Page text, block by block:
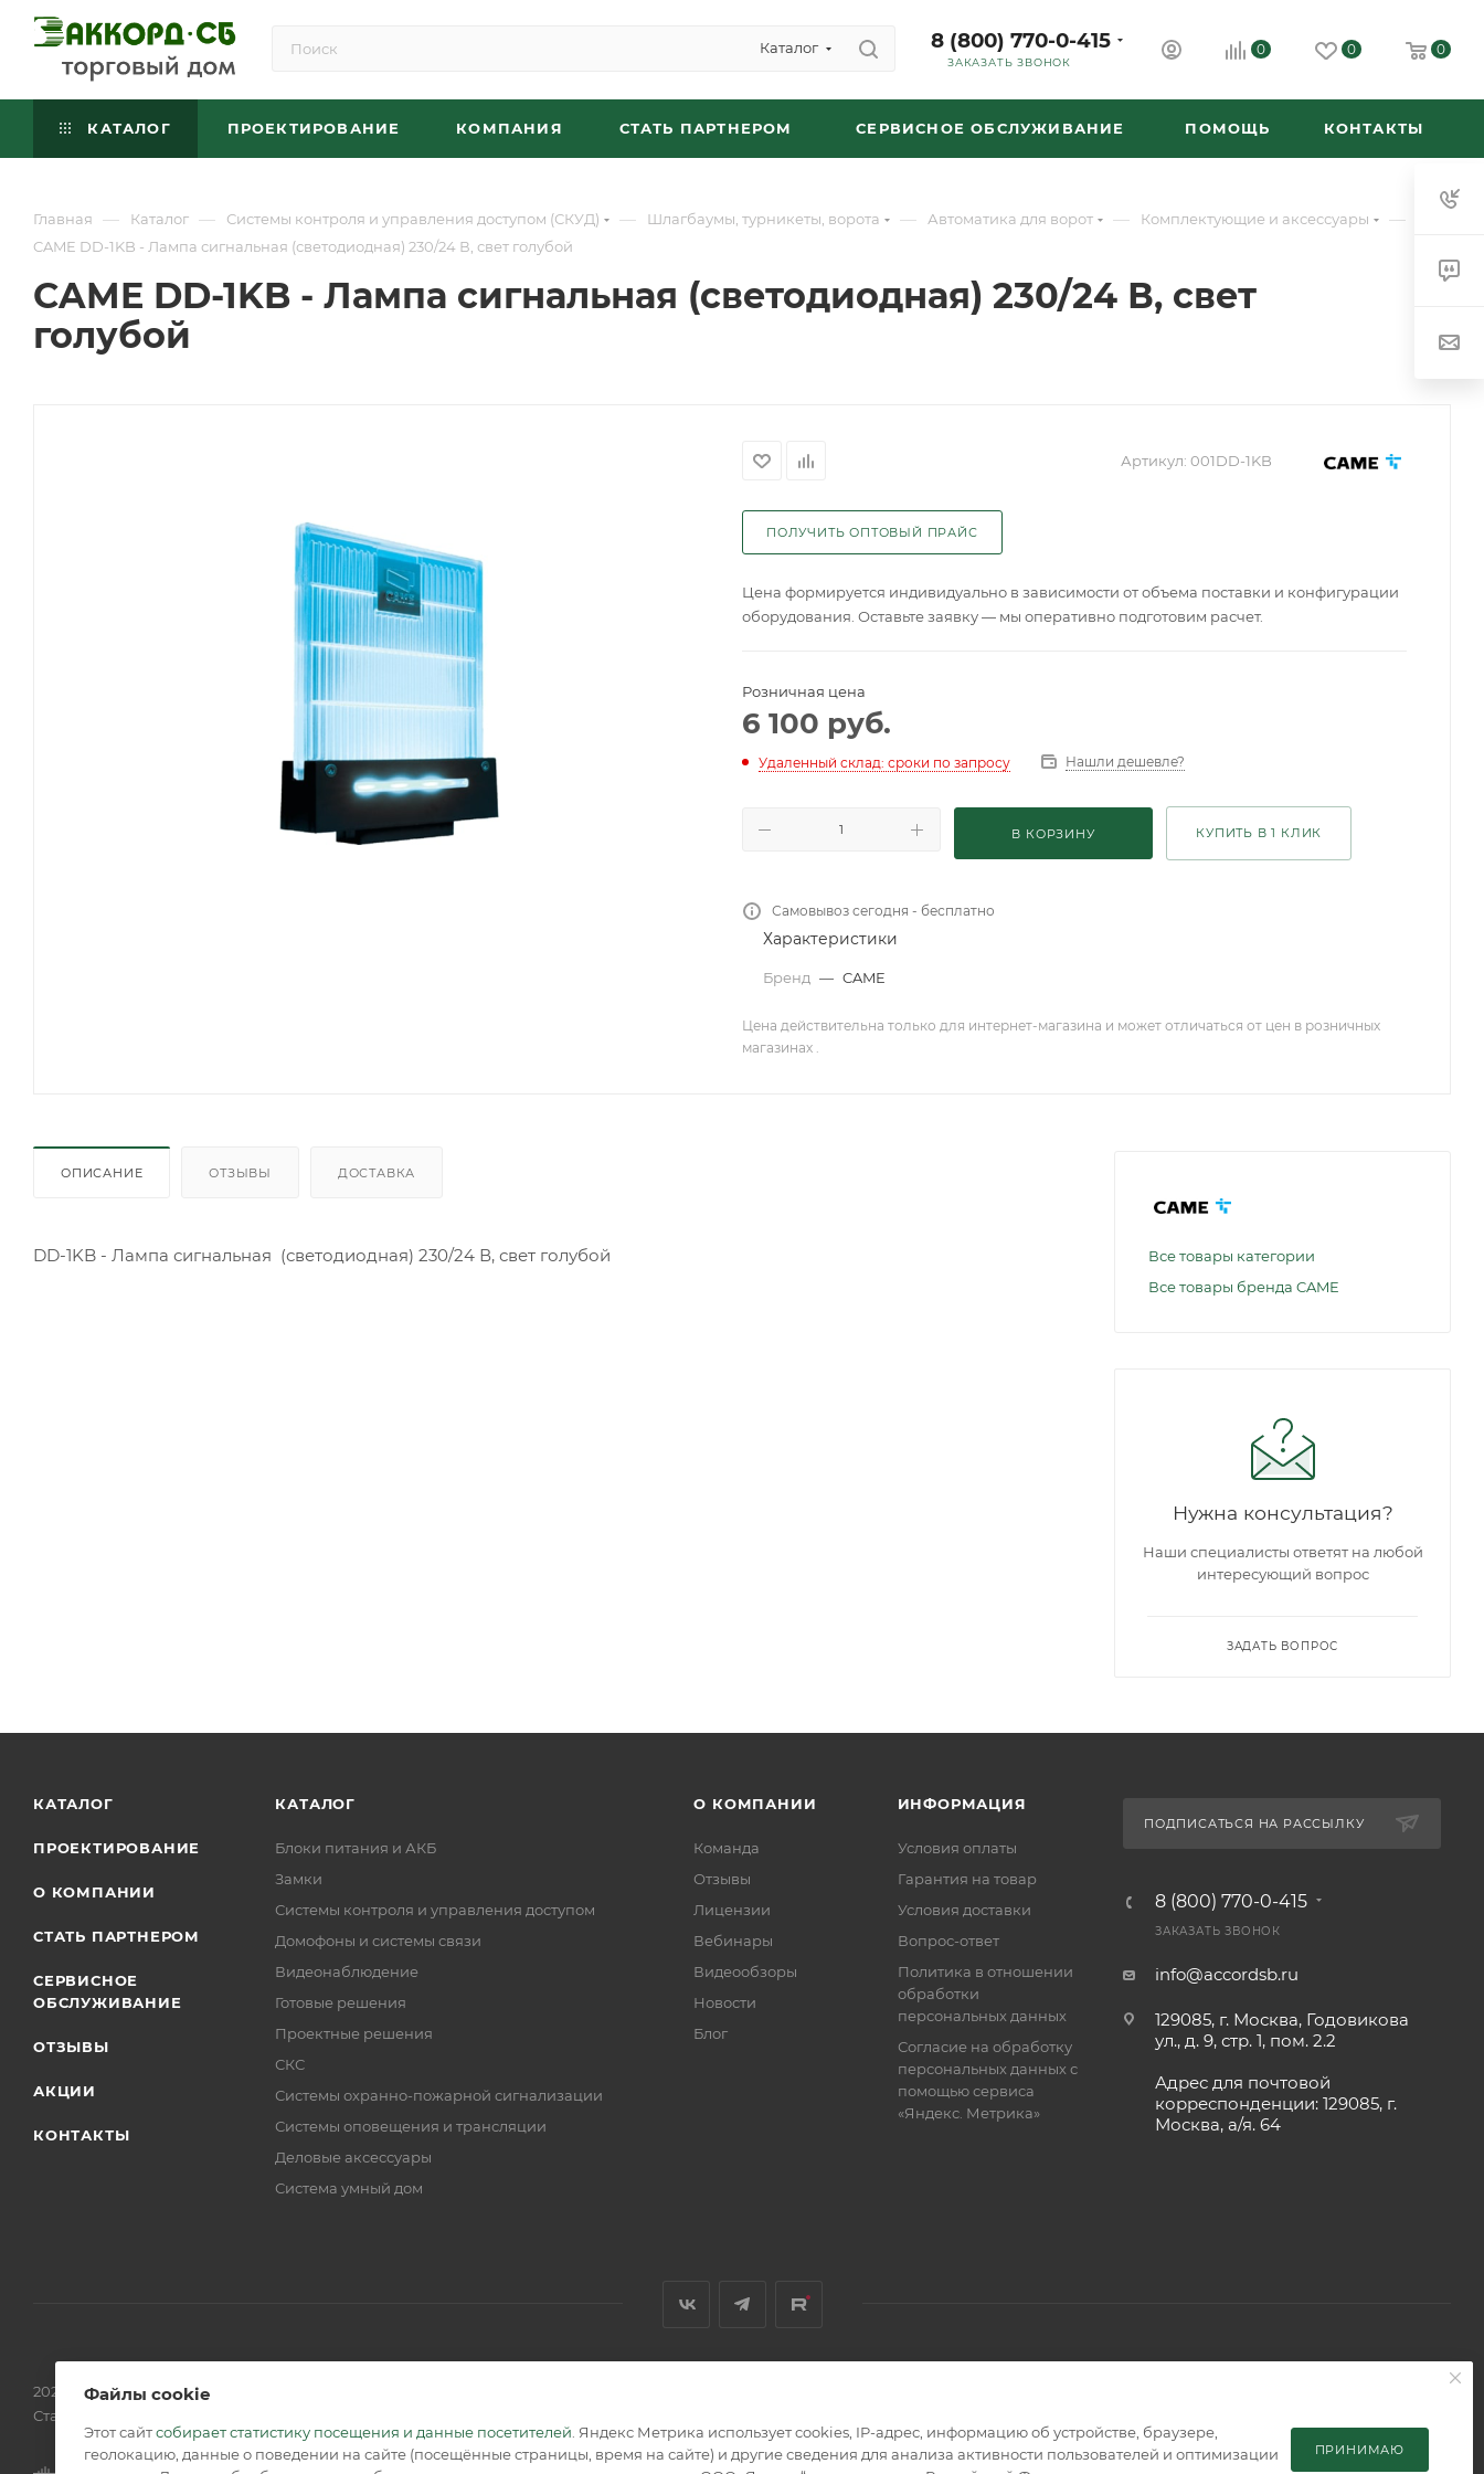
Каталог 8 (800) 770-0-415
ЗАКАЗАТЬ ЗВОНОК
0 0 0
КАТАЛОГ ПРОЕКТИРОВАНИЕ КОМПАНИЯ СТАТЬ ПАРТНЕРОМ СЕРВИСНОЕ ОБСЛУЖИВАНИЕ ПОМОЩЬ КОНТАКТЫ
Главная — Каталог — Системы контроля и управления доступом (СКУД) — Шлагбаумы, турникеты, ворота — Автоматика для ворот — Комплектующие и аксессуары —
CAME DD-1KB - Лампа сигнальная (светодиодная) 230/24 В, свет голубой
CAME DD-1KB - Лампа сигнальная (светодиодная) 230/24 В, свет
голубой
Артикул: 001DD-1KB
ПОЛУЧИТЬ ОПТОВЫЙ ПРАЙС
Цена формируется индивидуально в зависимости от объема поставки и конфигурации
оборудования. Оставьте заявку — мы оперативно подготовим расчет.
Розничная цена
6 100 руб.
Удаленный склад: сроки по запросу Нашли дешевле?
В КОРЗИНУ КУПИТЬ В 1 КЛИК
Самовывоз сегодня - бесплатно
Характеристики
Бренд — CAME
Цена действительна только для интернет-магазина и может отличаться от цен в розничных
магазинах .
ОПИСАНИЕ ОТЗЫВЫ ДОСТАВКА
DD-1KB - Лампа сигнальная (светодиодная) 230/24 В, свет голубой
Все товары категории
Все товары бренда CAME
Нужна консультация?
Наши специалисты ответят на любой
интересующий вопрос
ЗАДАТЬ ВОПРОС
КАТАЛОГ
ПРОЕКТИРОВАНИЕ
О КОМПАНИИ
СТАТЬ ПАРТНЕРОМ
СЕРВИСНОЕ
ОБСЛУЖИВАНИЕ
ОТЗЫВЫ
АКЦИИ
КОНТАКТЫ
КАТАЛОГ
Блоки питания и АКБ
Замки
Системы контроля и управления доступом
Домофоны и системы связи
Видеонаблюдение
Готовые решения
Проектные решения
СКС
Системы охранно-пожарной сигнализации
Системы оповещения и трансляции
Деловые аксессуары
Система умный дом
О КОМПАНИИ
Команда
Отзывы
Лицензии
Вебинары
Видеообзоры
Новости
Блог
ИНФОРМАЦИЯ
Условия оплаты
Гарантия на товар
Условия доставки
Вопрос-ответ
Политика в отношении
обработки
персональных данных
Согласие на обработку
персональных данных с
помощью сервиса
«Яндекс. Метрика»
ПОДПИСАТЬСЯ НА РАССЫЛКУ
8 (800) 770-0-415
ЗАКАЗАТЬ ЗВОНОК
info@accordsb.ru
129085, г. Москва, Годовикова
ул., д. 9, стр. 1, пом. 2.2
Адрес для почтовой
корреспонденции: 129085, г.
Москва, а/я. 64
2026 © Обращаем Ваше внимание на то, что вся информация, размещенная на сайте, носит информационный характер и не является публичной офертой, определяемой положениями
Статьи 437 (2) ГК РФ.
Файлы cookie
Этот сайтсобирает статистику посещения и данные посетителей . Яндекс Метрика использует cookies, IP-адрес, информацию об устройстве, браузере,
геолокацию, данные о поведении на сайте (посещённые страницы, время на сайте) и другие сведения для анализа активности пользователей и оптимизации
ПРИНИМАЮ